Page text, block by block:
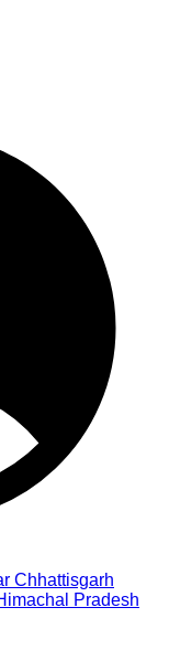
Chhattisgarh
Pradesh